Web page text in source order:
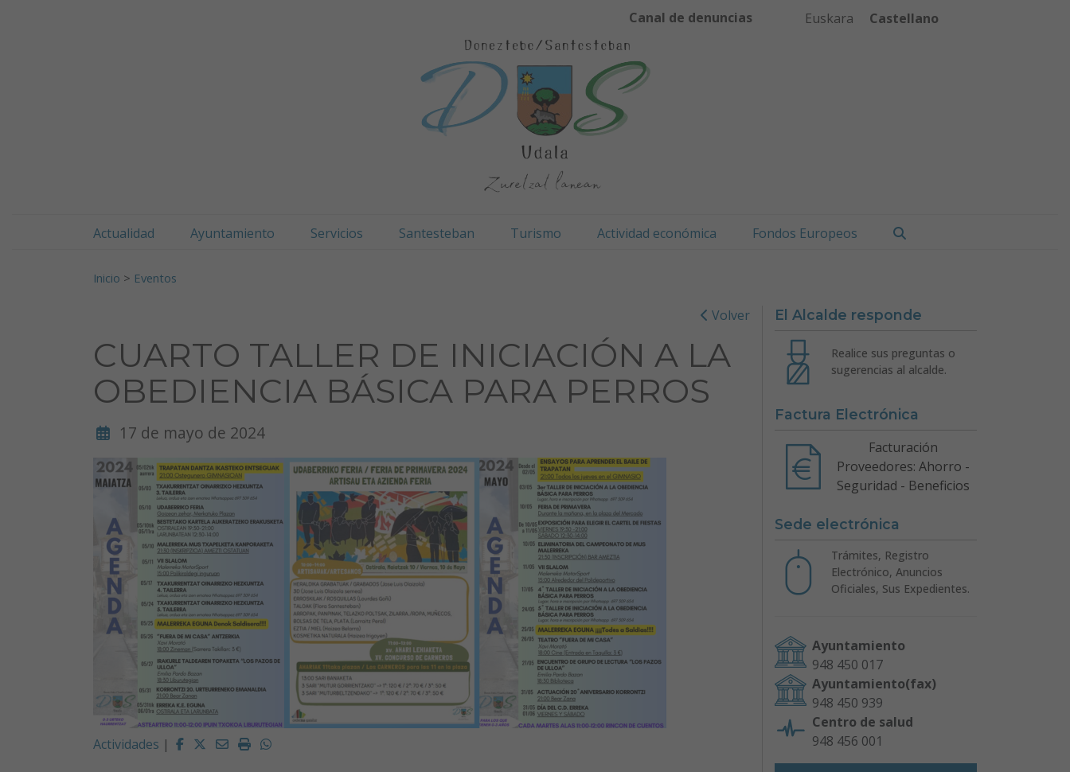
Canal de denuncias Euskara Castellano
Actualidad Ayuntamiento Servicios Santesteban Turismo Actividad económica Fondos Europeos
Inicio > Eventos
Volver
CUARTO TALLER DE INICIACIÓN A LA
OBEDIENCIA BÁSICA PARA PERROS
17 de mayo de 2024
Actividades | Facebook
Twitter
EmailImprimirWhatsapp
El Alcalde responde
Realice sus preguntas o
sugerencias al alcalde.
Factura Electrónica
Facturación
Proveedores: Ahorro -
Seguridad - Beneficios
Sede electrónica
Trámites, Registro
Electrónico, Anuncios
Oficiales, Sus Expedientes.
Ayuntamiento
948 450 017
Ayuntamiento(fax)
948 450 939
Centro de salud
948 456 001